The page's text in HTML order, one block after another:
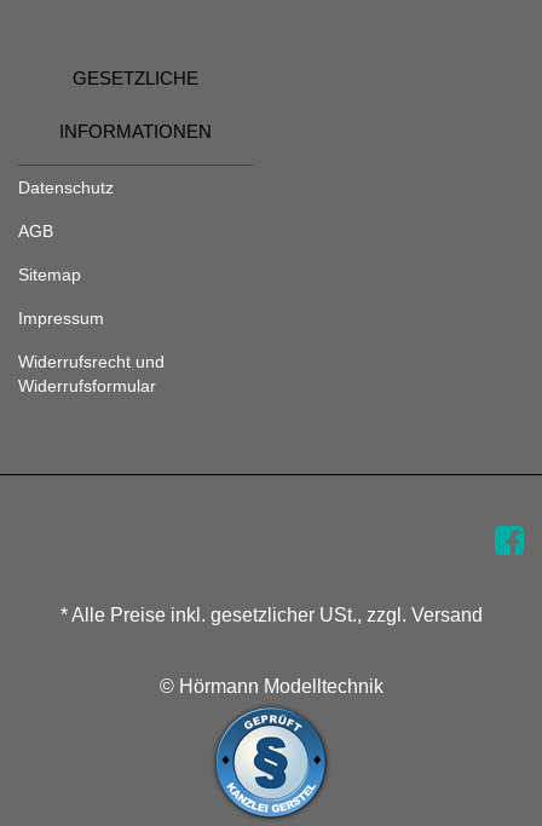
GESETZLICHE
INFORMATIONEN
Datenschutz
AGB
Sitemap
Impressum
Widerrufsrecht und
Widerrufsformular
* Alle Preise inkl. gesetzlicher USt., zzgl. Versand
© Hörmann Modelltechnik